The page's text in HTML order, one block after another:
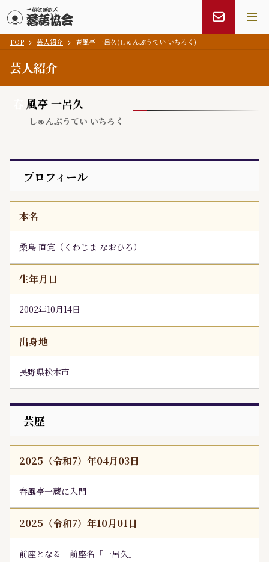
TOP 芸人紹介 春風亭 一呂久(しゅんぷうてい いちろく)
芸人紹介
風亭 一呂久
しゅんぷうてい いちろく
プロフィール
本名
桑島 直寛 （ くわじま なおひろ）
生年月日
2002年10月14日
出身地
長野県松本市
芸歴
2025（令和7）年04月03日
春風亭一蔵に入門
2025（令和7）年10月01日
前座となる 前座名「一呂久」